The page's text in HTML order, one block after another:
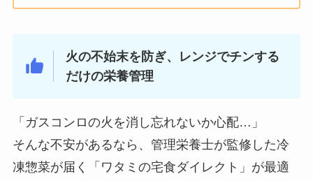
火の不始末を防ぎ、レンジでチンする
だけの栄養管理
「ガスコンロの火を消し忘れないか心配…」
そんな不安があるなら、管理栄養士が監修した冷
凍惣菜が届く「ワタミの宅食ダイレクト」が最適